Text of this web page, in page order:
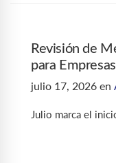
Revisión de
para
julio 17, 2026 en
Julio marca el